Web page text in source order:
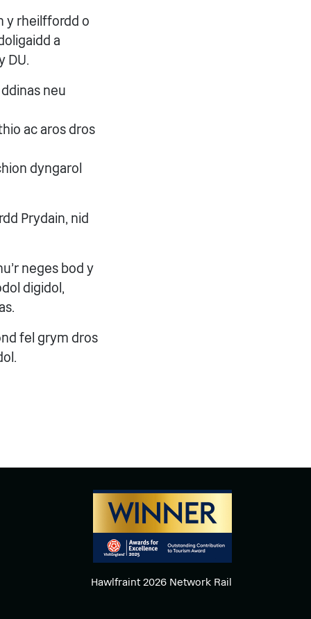
y rheilffordd o
a
DU.
neu
ac aros dros
dyngarol
Prydain, nid
neges bod y
digidol,
fel grym dros
Hawlfraint 2026 Network Rail